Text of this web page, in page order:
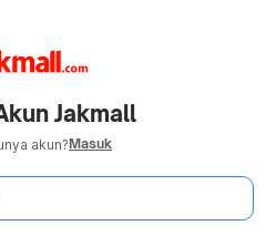
Jakmall
akun?Masuk